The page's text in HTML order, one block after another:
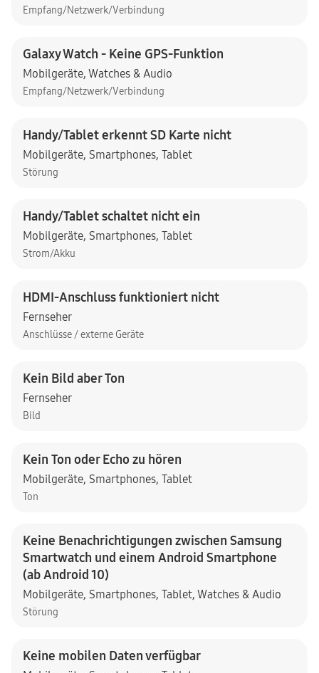
Empfang/Netzwerk/Verbindung
Galaxy Watch - Keine GPS-Funktion
Mobilgeräte, Watches & Audio
Empfang/Netzwerk/Verbindung
Handy/Tablet erkennt SD Karte nicht
Mobilgeräte, Smartphones, Tablet
Störung
Handy/Tablet schaltet nicht ein
Mobilgeräte, Smartphones, Tablet
Strom/Akku
HDMI-Anschluss funktioniert nicht
Fernseher
Anschlüsse / externe Geräte
Kein Bild aber Ton
Fernseher
Bild
Kein Ton oder Echo zu hören
Mobilgeräte, Smartphones, Tablet
Ton
Keine Benachrichtigungen zwischen Samsung
Smartwatch und einem Android Smartphone
(ab Android 10)
Mobilgeräte, Smartphones, Tablet, Watches & Audio
Störung
Keine mobilen Daten verfügbar